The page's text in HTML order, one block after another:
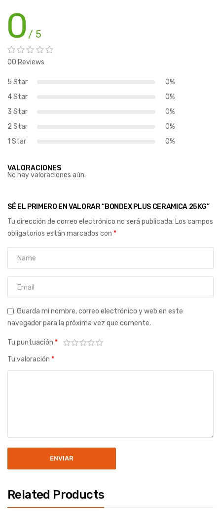
0 / 5
00 Reviews
5 Star
0%
4 Star
0%
3 Star
0%
2 Star
0%
1 Star
0%
VALORACIONES
No hay valoraciones aún.
SÉ EL PRIMERO EN VALORAR “BONDEX PLUS CERAMICA 25 KG”
Tu dirección de correo electrónico no será publicada. Los campos
obligatorios están marcados con *
Guarda mi nombre, correo electrónico y web en este
navegador para la próxima vez que comente.
Tu puntuación *
Tu valoración *
Related Products